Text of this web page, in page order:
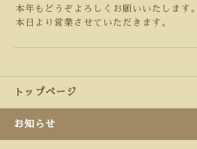
本年もどうぞよろしくお願いいたします。
本日より営業させていただきます。
トップページ
お知らせ